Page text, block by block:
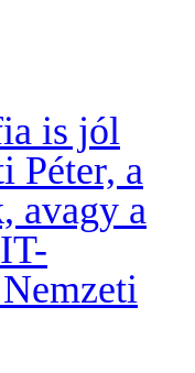
is jól
Péter, a
avagy a